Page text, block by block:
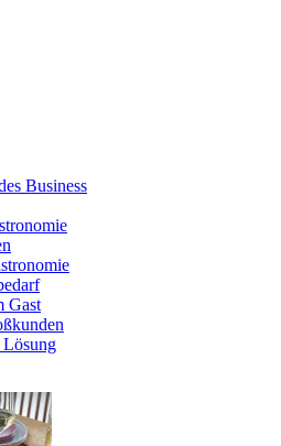
Business
Gast
Lösung